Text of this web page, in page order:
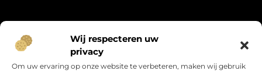
Wij respecteren uw
privacy
Om uw ervaring op onze website te verbeteren, maken wij gebruik
Over Massage praktijk de bron
“Teder, echt en met oog voor detail.”